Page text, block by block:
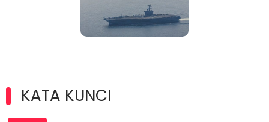
KATA KUNCI